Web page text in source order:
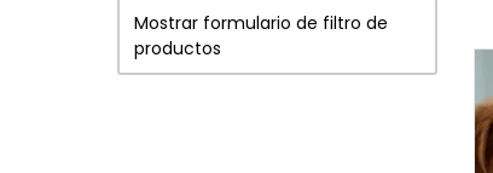
Mostrar formulario de filtro de
productos